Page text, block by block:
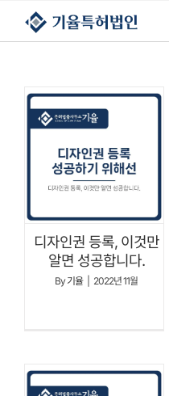
콘텐츠로
건너뛰기
디자인권 등록, 이것만
알면 성공합니다.
By기율 2022년 11월